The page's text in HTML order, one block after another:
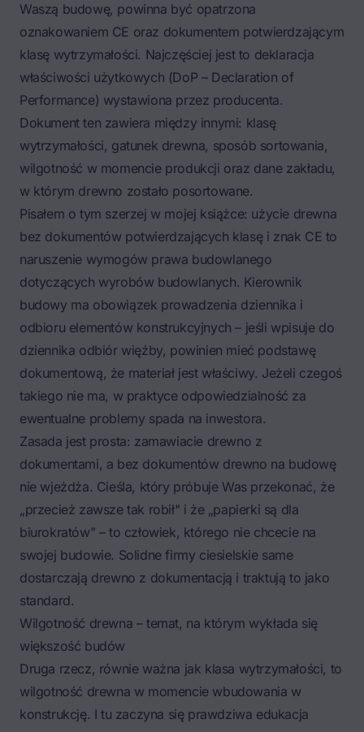
Waszą budowę, powinna być opatrzona
oznakowaniem CE oraz dokumentem potwierdzającym
klasę wytrzymałości. Najczęściej jest to deklaracja
właściwości użytkowych (DoP – Declaration of
Performance) wystawiona przez producenta.
Dokument ten zawiera między innymi: klasę
wytrzymałości, gatunek drewna, sposób sortowania,
wilgotność w momencie produkcji oraz dane zakładu,
w którym drewno zostało posortowane.
Pisałem o tym szerzej w mojej książce: użycie drewna
bez dokumentów potwierdzających klasę i znak CE to
naruszenie wymogów prawa budowlanego
dotyczących wyrobów budowlanych. Kierownik
budowy ma obowiązek prowadzenia dziennika i
odbioru elementów konstrukcyjnych – jeśli wpisuje do
dziennika odbiór więźby, powinien mieć podstawę
dokumentową, że materiał jest właściwy. Jeżeli czegoś
takiego nie ma, w praktyce odpowiedzialność za
ewentualne problemy spada na inwestora.
Zasada jest prosta: zamawiacie drewno z
dokumentami, a bez dokumentów drewno na budowę
nie wjeżdża. Cieśla, który próbuje Was przekonać, że
„przecież zawsze tak robił" i że „papierki są dla
biurokratów" – to człowiek, którego nie chcecie na
swojej budowie. Solidne firmy ciesielskie same
dostarczają drewno z dokumentacją i traktują to jako
standard.
Wilgotność drewna – temat, na którym wykłada się
większość budów
Druga rzecz, równie ważna jak klasa wytrzymałości, to
wilgotność drewna w momencie wbudowania w
konstrukcję. I tu zaczyna się prawdziwa edukacja